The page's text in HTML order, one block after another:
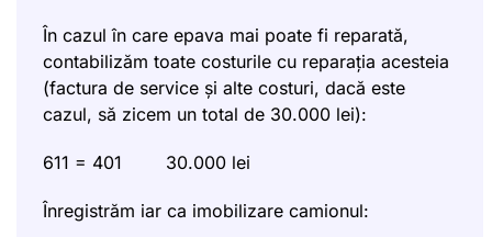
În cazul în care epava mai poate fi reparată,
contabilizăm toate costurile cu reparația acesteia
(factura de service și alte costuri, dacă este
cazul, să zicem un total de 30.000 lei):
611 = 401 30.000 lei
Înregistrăm iar ca imobilizare camionul: